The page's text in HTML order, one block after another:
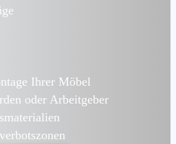
Ihrer Möbel
oder Arbeitgeber